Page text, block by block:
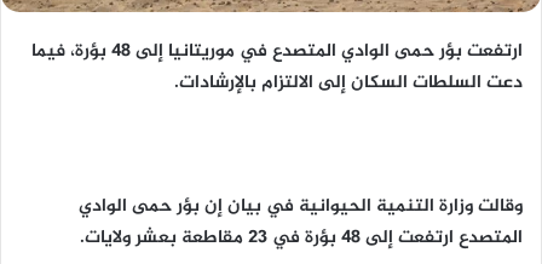
ارتفعت بؤر حمى الوادي المتصدع في موريتانيا إلى 48 بؤرة، فيما
دعت السلطات السكان إلى الالتزام بالإرشادات.
وقالت وزارة التنمية الحيوانية في بيان إن بؤر حمى الوادي
المتصدع ارتفعت إلى 48 بؤرة في 23 مقاطعة بعشر ولايات.